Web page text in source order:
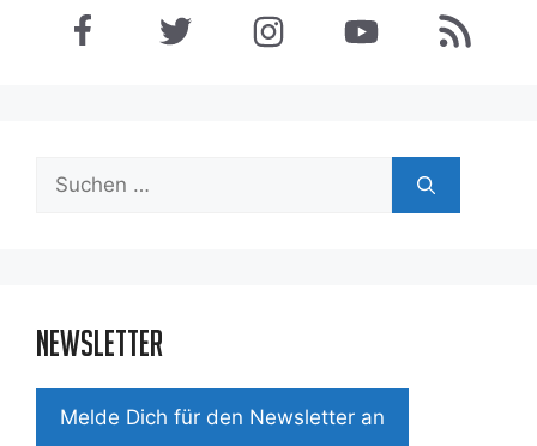
Suchen
Newsletter
Mel­de Dich für den News­let­ter an